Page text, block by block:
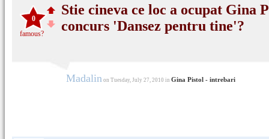
0
famous?
Stie cineva ce loc a ocupat Gina
concurs 'Dansez pentru tine'?
Madalin on Tuesday, July 27, 2010 in Gina Pistol - intrebari